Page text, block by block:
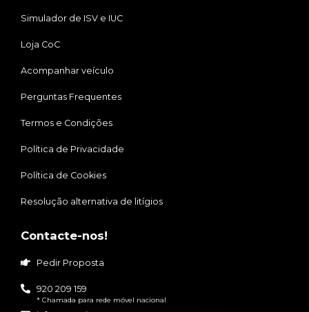
Simulador de ISV e IUC
Loja CoC
Acompanhar veículo
Perguntas Frequentes
Termos e Condições
Política de Privacidade
Política de Cookies
Resolução alternativa de litígios
Contacte-nos!
Pedir Proposta
920 209 159
* Chamada para rede móvel nacional